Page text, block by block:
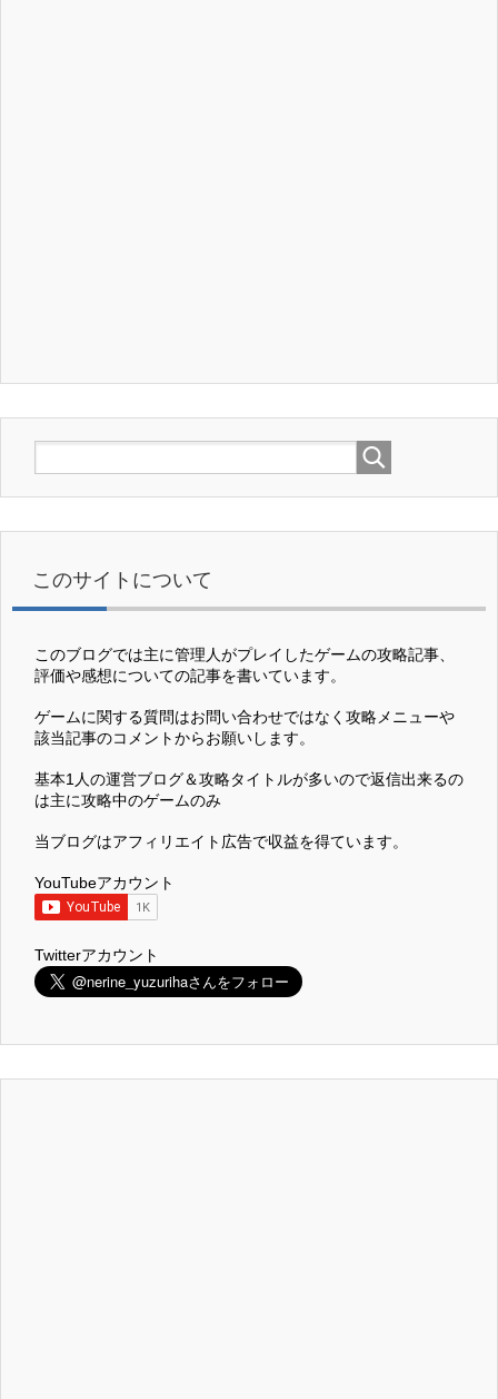
このサイトについて
このブログでは主に管理人がプレイしたゲームの攻略記事、
評価や感想についての記事を書いています。
ゲームに関する質問はお問い合わせではなく攻略メニューや
該当記事のコメントからお願いします。
基本1人の運営ブログ＆攻略タイトルが多いので返信出来るの
は主に攻略中のゲームのみ
当ブログはアフィリエイト広告で収益を得ています。
YouTubeアカウント
Twitterアカウント